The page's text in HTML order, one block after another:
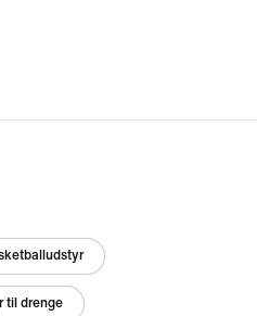
til drenge